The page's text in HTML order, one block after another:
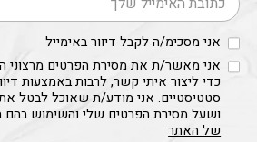
אני מסכימ/ה לקבל דיוור באימייל
אני מאשר/ת את מסירת הפרטים מרצוני
כדי ליצור איתי קשר, לרבות באמצעות
סטטיסטיים. אני מודע/ת שאוכל לבטל
ושעל מסירת הפרטים שלי והשימוש
של האתר